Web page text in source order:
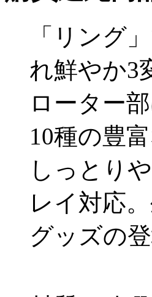
「リング
れ鮮やか3
ローター
10種の豊
しっとり
レイ対応
グッズの